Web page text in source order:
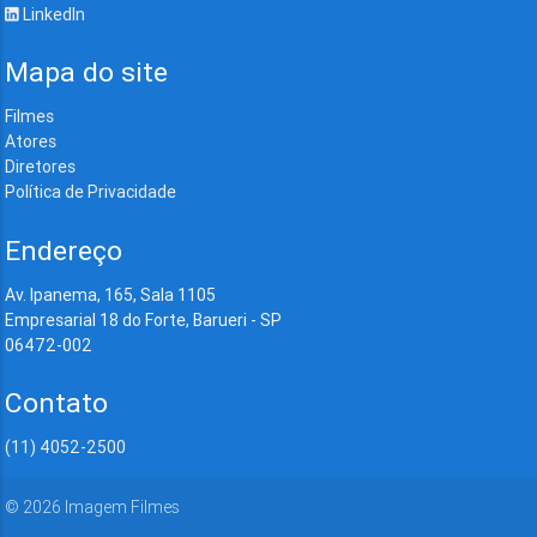
LinkedIn
Mapa do site
Filmes
Atores
Diretores
Política de Privacidade
Endereço
Av. Ipanema, 165, Sala 1105
Empresarial 18 do Forte, Barueri - SP
06472-002
Contato
(11) 4052-2500
© 2026 Imagem Filmes